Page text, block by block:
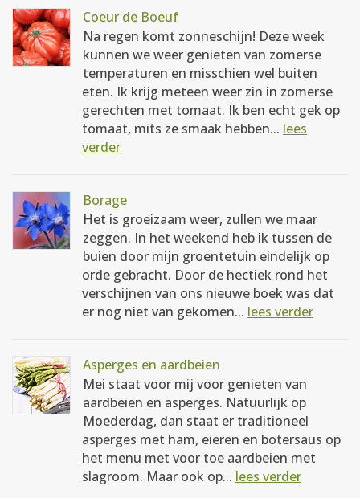
Coeur de Boeuf
Na regen komt zonneschijn! Deze week
kunnen we weer genieten van zomerse
temperaturen en misschien wel buiten
eten. Ik krijg meteen weer zin in zomerse
gerechten met tomaat. Ik ben echt gek op
tomaat, mits ze smaak hebben... lees
verder
Borage
Het is groeizaam weer, zullen we maar
zeggen. In het weekend heb ik tussen de
buien door mijn groentetuin eindelijk op
orde gebracht. Door de hectiek rond het
verschijnen van ons nieuwe boek was dat
er nog niet van gekomen... lees verder
Asperges en aardbeien
Mei staat voor mij voor genieten van
aardbeien en asperges. Natuurlijk op
Moederdag, dan staat er traditioneel
asperges met ham, eieren en botersaus op
het menu met voor toe aardbeien met
slagroom. Maar ook op... lees verder